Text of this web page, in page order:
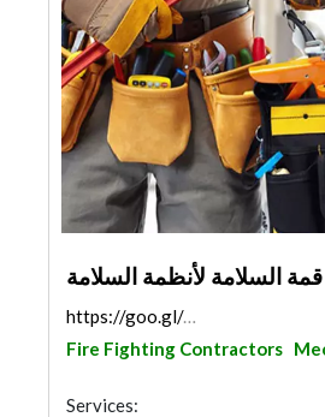
السلامة لأنظمة السلامة
https://goo.gl/maps/BeYdbXiNPDzUnSfW8
Fire Fighting Contractors
Services: